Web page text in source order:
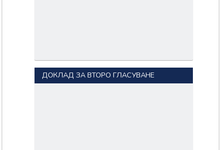
ДОКЛАД ЗА ВТОРО ГЛАСУВАНЕ